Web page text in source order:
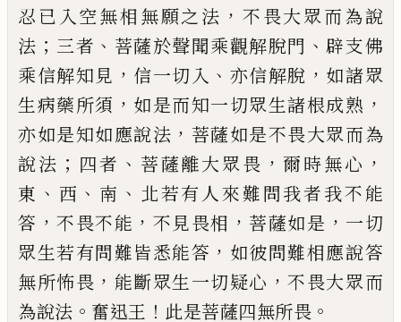
忍已入空無相無願之法 ， 不畏大眾而為說
法 ； 三者 、 菩薩於聲聞乘觀解脫門 、辟支佛
乘信解知見 ， 信一切 入 、 亦信解脫 ， 如諸眾
生病藥所須 ， 如是而知一切眾生諸根成熟 ，
亦如是知如應說法 ， 菩薩如是不畏大眾而為
說法 ； 四者 、 菩薩離大眾畏 ，爾時無心 ，
東 、 西 、 南 、 北若有人來難問我者我不能
答 ，不畏不能 ， 不見畏相 ， 菩薩如是 ， 一切
眾生若有問難皆悉能答 ， 如彼問難相應說答
無所怖畏 ， 能斷眾生一切疑心 ，不畏大眾而
為說法 。 奮迅王 ！ 此是菩薩四無所畏 。